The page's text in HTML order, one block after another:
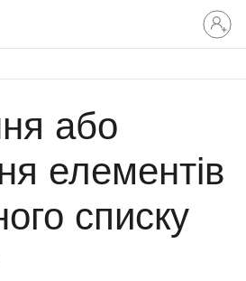
Увійдіть
свій
запис
або
елементів
списку